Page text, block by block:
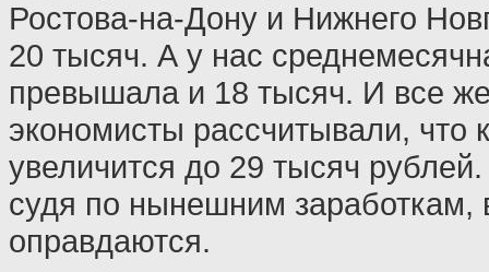
Ростова-на-Дону и Нижнего
20 тысяч. А у нас
превышала и 18 тысяч. И все
экономисты рассчитывали, что
увеличится до 29 тысяч
судя по нынешним заработкам,
оправдаются.